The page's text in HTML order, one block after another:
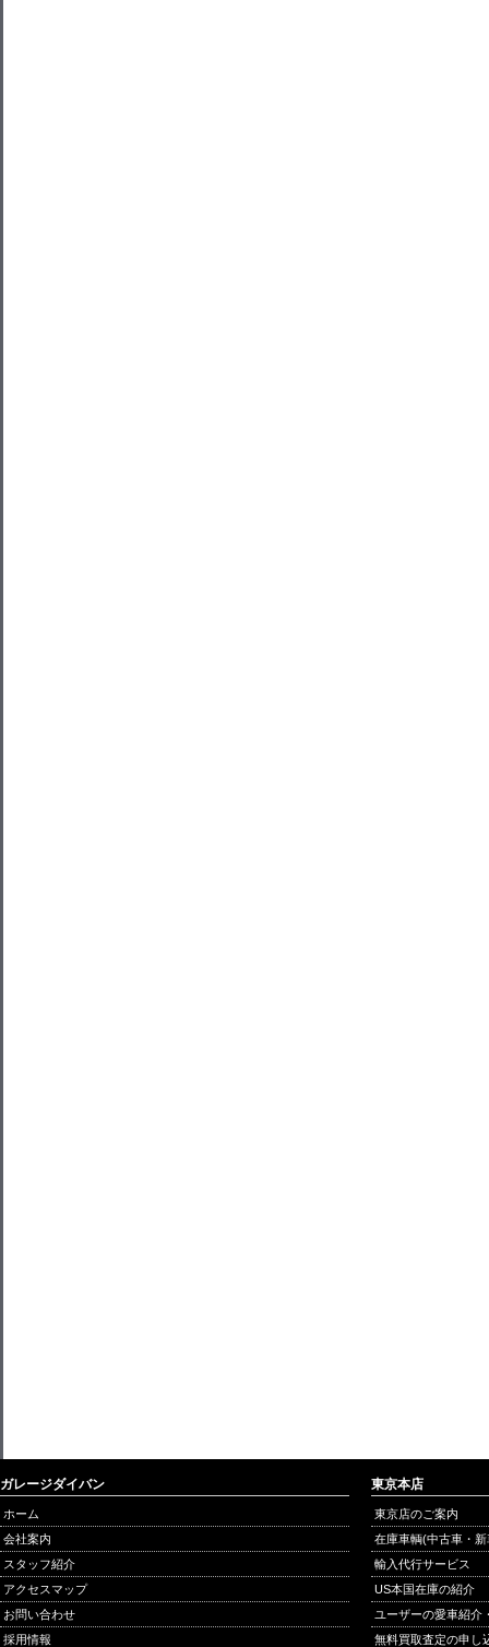
ガレージダイバン
ホーム
会社案内
スタッフ紹介
アクセスマップ
お問い合わせ
採用情報
東京本店
東京店のご案内
在庫車輌(中古車・
輸入代行サービス
US本国在庫の紹介
ユーザーの愛車紹介
無料買取査定の申し